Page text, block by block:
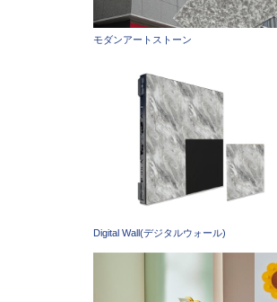
モダンアートストーン
Digital Wall(デジタルウォール)